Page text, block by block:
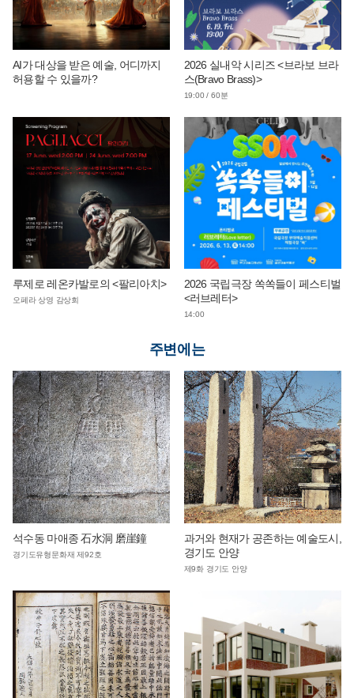
AI가 대상을 받은 예술, 어디까지
허용할 수 있을까?
2026 실내악 시리즈 <브라보 브라
스(Bravo Brass)>
19:00 / 60분
루제로 레온카발로의 <팔리아치>
오페라 상영 감상회
2026 국립극장 쏙쏙들이 페스티벌
<러브레터>
14:00
주변에는
석수동 마애종 石水洞 磨崖鐘
경기도유형문화재 제92호
과거와 현재가 공존하는 예술도시,
경기도 안양
제9화 경기도 안양